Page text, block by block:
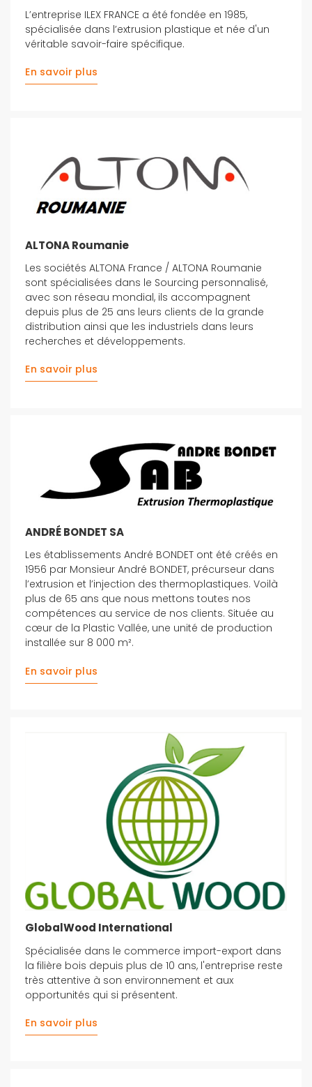
L’entreprise ILEX FRANCE a été fondée en 1985,
spécialisée dans l’extrusion plastique et née d'un
véritable savoir-faire spécifique.
En savoir plus
ALTONA Roumanie
Les sociétés ALTONA France / ALTONA Roumanie
sont spécialisées dans le Sourcing personnalisé,
avec son réseau mondial, ils accompagnent
depuis plus de 25 ans leurs clients de la grande
distribution ainsi que les industriels dans leurs
recherches et développements.
En savoir plus
ANDRÉ BONDET SA
Les établissements André BONDET ont été créés en
1956 par Monsieur André BONDET, précurseur dans
l’extrusion et l’injection des thermoplastiques. Voilà
plus de 65 ans que nous mettons toutes nos
compétences au service de nos clients. Située au
cœur de la Plastic Vallée, une unité de production
installée sur 8 000 m².
En savoir plus
GlobalWood International
Spécialisée dans le commerce import-export dans
la filière bois depuis plus de 10 ans, l'entreprise reste
très attentive à son environnement et aux
opportunités qui si présentent.
En savoir plus